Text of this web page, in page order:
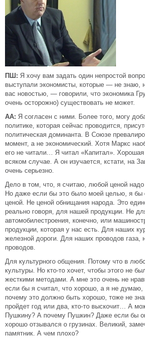
ПШ: Я хочу вам задать один непростой
выступали экономисты, которые — не знаю,
вас новостью, — говорили, что экономика
очень осторожно) существовать не может.
АА: Я согласен с ними. Более того, могу
политике, которая сейчас проводится,
политическая доминанта. В Союзе
момент, а не экономический. Хотя Маркс
его не читали… Я читал «Капитал». Хорошая
всяком случае. А он изучается, кстати, на
очень серьезно.
Дело в том, что, я считаю, любой ценой надо
Но даже если бы это было моей целью, я бы
ценой. Не ценой обнищания народа. Это
реально говоря, для нашей продукции. Не
автомобилестроения, конечно, или
продукции, которая у нас есть. Для наших
железной дороги. Для наших проводов газа,
проводов.
Для культурного общения. Потому что в
культуры. Но кто-то хочет, чтобы этого не
жесткими методами. А мне это очень не
если бы я считал, что хорошо, а я не думаю,
почему это должно быть хорошо, тоже не
пройдет год или два, кто-то выскочит… А
Пушкину? А почему Пушкин? Даже если бы
хорошо отзывался о грузинах. Великий,
памятник. А чем плохо?